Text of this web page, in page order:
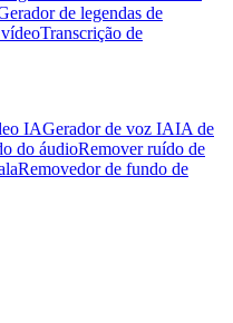
de legendas de
Transcrição de
IAGerador de voz IAIA de
do áudioRemover ruído de
Removedor de fundo de